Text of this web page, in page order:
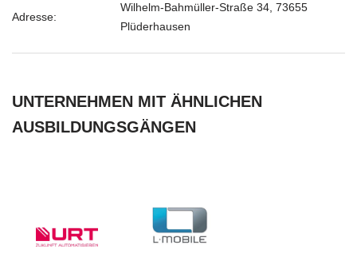
Adresse:
Wilhelm-Bahmüller-Straße 34, 73655
Plüderhausen
UNTERNEHMEN MIT ÄHNLICHEN
AUSBILDUNGSGÄNGEN